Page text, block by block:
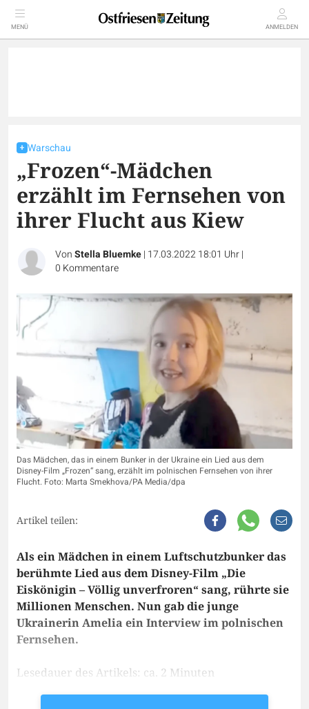
MENÜ ANMELDEN
Warschau
„Frozen“-Mädchen
erzählt im Fernsehen von
ihrer Flucht aus Kiew
VonStella Bluemke| 17.03.2022 18:01 Uhr|
0 Kommentare
Das Mädchen, das in einem Bunker in der Ukraine ein Lied aus dem
Disney-Film „Frozen“ sang, erzählt im polnischen Fernsehen von ihrer
Flucht. Foto: Marta Smekhova/PA Media/dpa
Artikel teilen:
Als ein Mädchen in einem Luftschutzbunker das
berühmte Lied aus dem Disney-Film „Die
Eiskönigin – Völlig unverfroren“ sang, rührte sie
Millionen Menschen. Nun gab die junge
Ukrainerin Amelia ein Interview im polnischen
Fernsehen.
Lesedauer des Artikels: ca. 2 Minuten